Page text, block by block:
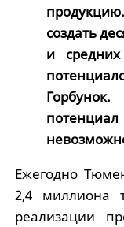
создать
и
Ежегодно
2,4 миллиона
реализации